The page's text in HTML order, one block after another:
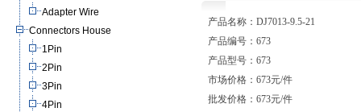
Adapter Wire
Connectors House
1Pin
2Pin
3Pin
4Pin
产品名称：DJ7013-9.5-21
产品编号：673
产品型号：673
市场价格：673元/件
批发价格：673元/件